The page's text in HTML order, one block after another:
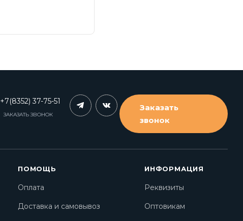
+7(8352) 37-75-51
ЗАКАЗАТЬ ЗВОНОК
Заказать
звонок
ПОМОЩЬ
Оплата
Доставка и самовывоз
ИНФОРМАЦИЯ
Реквизиты
Оптовикам